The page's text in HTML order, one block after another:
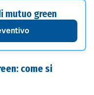
mutuo green
come si